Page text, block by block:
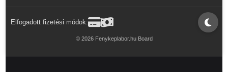
Elfogadott fizetési módok:
© 2026 Fenykeplabor.hu Board